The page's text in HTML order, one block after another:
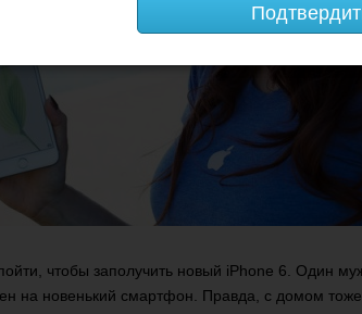
чтобы заполучить новый iPhone 6. Один
на новенький смартфон. Правда, с домом тоже